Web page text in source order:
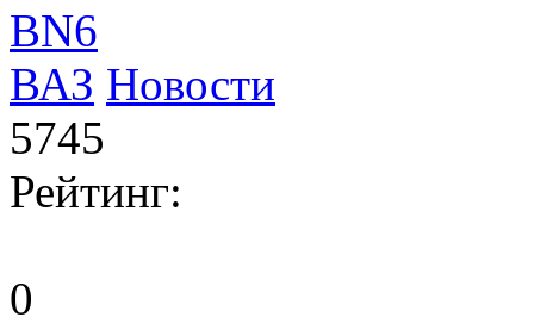
BN6
ВАЗ Новости
5745
Рейтинг:
0